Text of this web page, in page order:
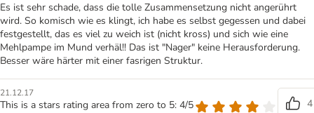
Es ist sehr schade, dass die tolle Zusammensetzung nicht angerührt
wird. So komisch wie es klingt, ich habe es selbst gegessen und dabei
festgestellt, das es viel zu weich ist (nicht kross) und sich wie eine
Mehlpampe im Mund verhäl!! Das ist "Nager" keine Herausforderung.
Besser wäre härter mit einer fasrigen Struktur.
21.12.17
This is a stars rating area from zero to 5: 4/5
4